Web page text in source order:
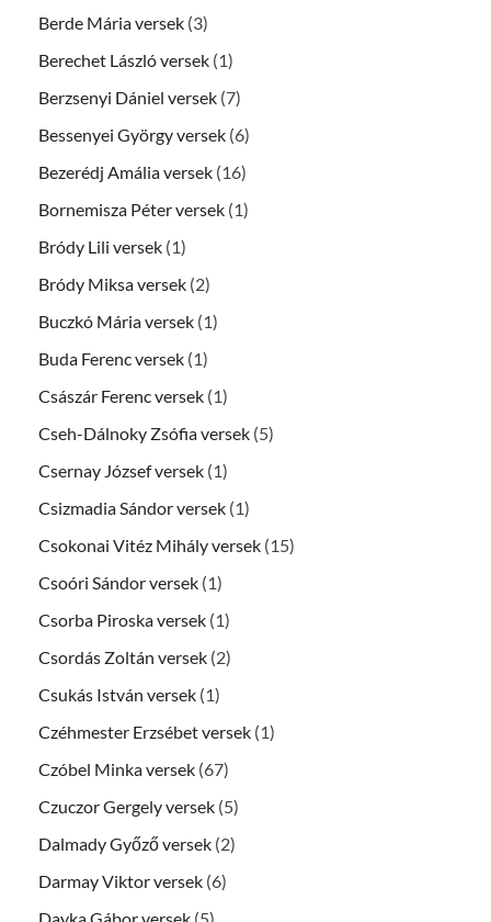
Berde Mária versek (3)
Berechet László versek (1)
Berzsenyi Dániel versek (7)
Bessenyei György versek (6)
Bezerédj Amália versek (16)
Bornemisza Péter versek (1)
Bródy Lili versek (1)
Bródy Miksa versek (2)
Buczkó Mária versek (1)
Buda Ferenc versek (1)
Császár Ferenc versek (1)
Cseh-Dálnoky Zsófia versek (5)
Csernay József versek (1)
Csizmadia Sándor versek (1)
Csokonai Vitéz Mihály versek (15)
Csoóri Sándor versek (1)
Csorba Piroska versek (1)
Csordás Zoltán versek (2)
Csukás István versek (1)
Czéhmester Erzsébet versek (1)
Czóbel Minka versek (67)
Czuczor Gergely versek (5)
Dalmady Győző versek (2)
Darmay Viktor versek (6)
Dayka Gábor versek (5)